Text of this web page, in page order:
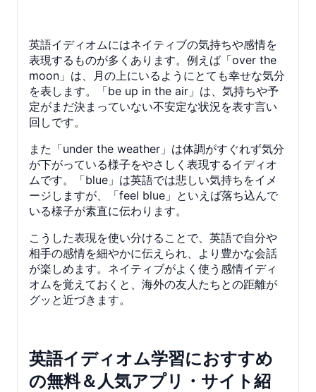
英語イディオムにはネイティブの気持ちや感情を
表現するものが多くあります。例えば「over the
moon」は、月の上にいるようにとても幸せな気分
を表します。「be up in the air」は、気持ちや予
定がまだ決まっていない不安定な状況を表す言い
回しです。
また「under the weather」は体調がすぐれず気分
が下がっている様子をやさしく表現するイディオ
ムです。「blue」は英語では悲しい気持ちをイメ
ージしますが、「feel blue」といえば落ち込んで
いる様子が素直に伝わります。
こうした表現を使い分けることで、英語で自分や
相手の感情を細やかに伝えられ、より豊かな会話
が楽しめます。ネイティブがよく使う感情イディ
オムを覚えておくと、海外の友人たちとの距離が
グッと近づきます。
英語イディオム学習におすすめ
の無料＆人気アプリ・サイト紹